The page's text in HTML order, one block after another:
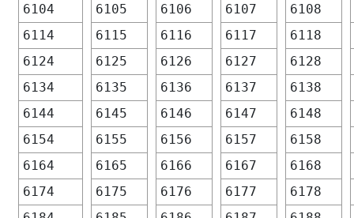
6104
6105 6106 6107
6108
6114
6115 6116 6117
6118
6124
6125 6126 6127
6128
6134
6135 6136 6137
6138
6144
6145 6146 6147
6148
6154
6155 6156 6157
6158
6164
6165 6166 6167
6168
6174
6175 6176 6177
6178